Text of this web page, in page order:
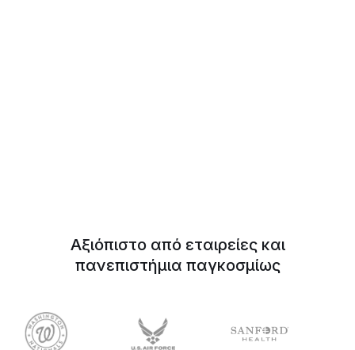
Αξιόπιστο από εταιρείες και
πανεπιστήμια παγκοσμίως